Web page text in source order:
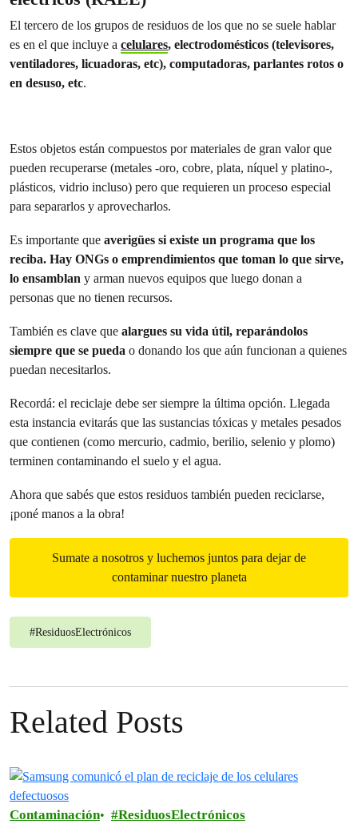
El tercero de los grupos de residuos de los que no se suele hablar
es en el que incluye a celulares, electrodomésticos (televisores,
ventiladores, licuadoras, etc), computadoras, parlantes rotos o
en desuso, etc.
Estos objetos están compuestos por materiales de gran valor que
pueden recuperarse (metales -oro, cobre, plata, níquel y platino-,
plásticos, vidrio incluso) pero que requieren un proceso especial
para separarlos y aprovecharlos.
Es importante que averigües si existe un programa que los
reciba. Hay ONGs o emprendimientos que toman lo que sirve,
lo ensamblan y arman nuevos equipos que luego donan a
personas que no tienen recursos.
También es clave que alargues su vida útil, reparándolos
siempre que se pueda o donando los que aún funcionan a quienes
puedan necesitarlos.
Recordá: el reciclaje debe ser siempre la última opción. Llegada
esta instancia evitarás que las sustancias tóxicas y metales pesados
que contienen (como mercurio, cadmio, berilio, selenio y plomo)
terminen contaminando el suelo y el agua.
Ahora que sabés que estos residuos también pueden reciclarse,
¡poné manos a la obra!
Sumate a nosotros y luchemos juntos para dejar de
contaminar nuestro planeta
#ResiduosElectrónicos
Related Posts
Contaminación ResiduosElectrónicos